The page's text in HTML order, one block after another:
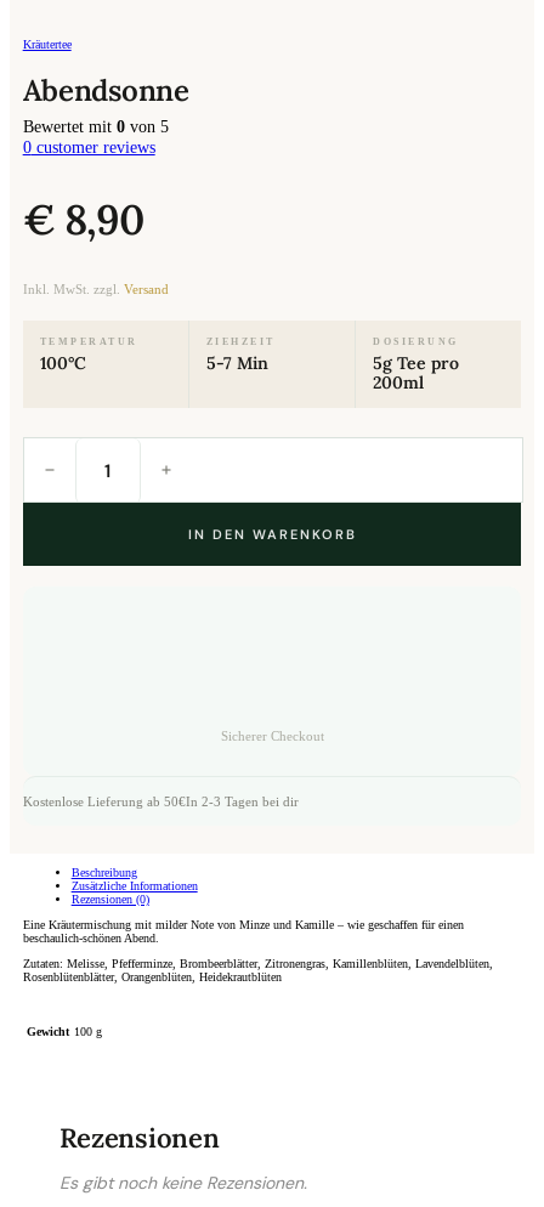
Kräutertee
Abendsonne
Bewertet mit 0von 5
0customer reviews
€8,90
Inkl. MwSt. zzgl. Versand
TEMPERATUR
100°C
ZIEHZEIT
5-7 Min
DOSIERUNG
5g Tee pro
200ml
Abendsonne
IN DEN WARENKORB
Sicherer Checkout
Kostenlose Lieferung ab 50€In 2-3 Tagen bei dir
Beschreibung
Zusätzliche Informationen
Rezensionen (0)
Eine Kräutermischung mit milder Note von Minze und Kamille – wie geschaffen für einen
beschaulich-schönen Abend.
Zutaten: Melisse, Pfefferminze, Brombeerblätter, Zitronengras, Kamillenblüten, Lavendelblüten,
Rosenblütenblätter, Orangenblüten, Heidekrautblüten
Gewicht 100 g
Rezensionen
Es gibt noch keine Rezensionen.